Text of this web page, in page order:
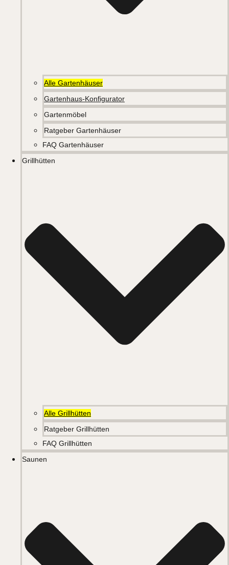
Alle Gartenhäuser
Gartenhaus-Konfigurator
Gartenmöbel
Ratgeber Gartenhäuser
FAQ Gartenhäuser
Grillhütten
Alle Grillhütten
Ratgeber Grillhütten
FAQ Grillhütten
Saunen